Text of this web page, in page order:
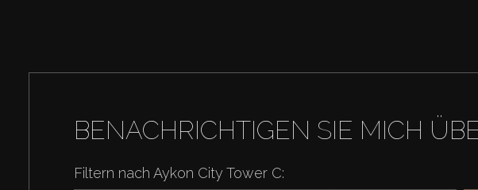
BENACHRICHTIGEN SIE MICH
Filtern nach Aykon City Tower C: